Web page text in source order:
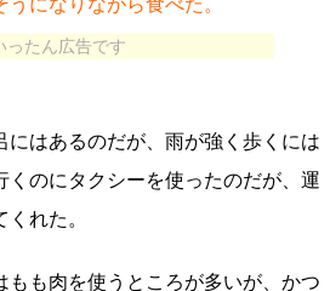
になりながら食べた。
ったん広告です
にはあるのだが、雨が強く歩くには
くのにタクシーを使ったのだが、運
れた。
もも肉を使うところが多いが、かつ